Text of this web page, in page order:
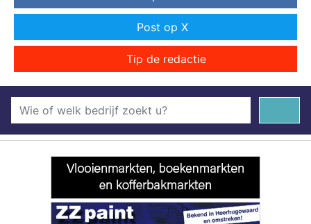
Post op X
Tip de redactie